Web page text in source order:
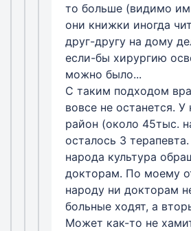
то больше (видимо им
они книжки иногда
друг-другу на дому
если-бы хирургию
можно было...
С таким подходом
вовсе не останется. У
район (около 45тыс.
осталось 3
народа культура
докторам. По моему
народу ни докторам
больные ходят, а
Может как-то не